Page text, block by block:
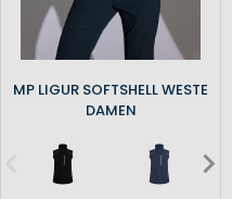
MP LIGUR SOFTSHELL WESTE
DAMEN